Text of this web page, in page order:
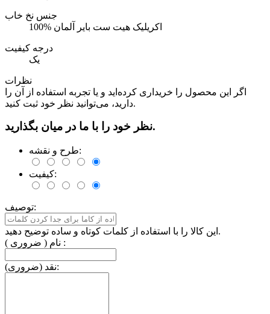
جنس نخ خاب
100% اکریلیک هیت ست بایر آلمان
درجه کیفیت
یک
نظرات
اگر این محصول را خریداری کرده‌اید و یا تجربه استفاده از آن را
دارید، می‌توانید نظر خود ثبت کنید.
نظر خود را با ما در میان بگذارید.
طرح و نقشه:
کیفیت:
توصیف:
این کالا را با استفاده از کلمات کوتاه و ساده توضیح دهید.
نام ( ضروری ) :
نقد (ضروری):